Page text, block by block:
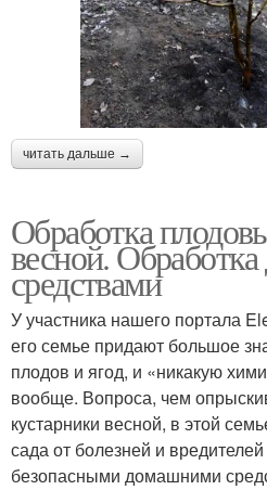
читать дальше →
Обработка
весной.
средствами
У участника нашего портала
его семье придают большое
плодов и ягод, и «никакую
вообще. Вопроса, чем
кустарники весной, в этой
сада от болезней и
безопасными домашними